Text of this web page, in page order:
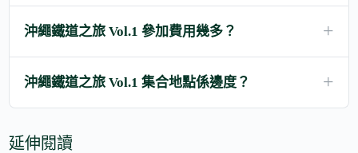
沖繩鐵道之旅 Vol.1 參加費用幾多？
沖繩鐵道之旅 Vol.1 集合地點係邊度？
延伸閱讀